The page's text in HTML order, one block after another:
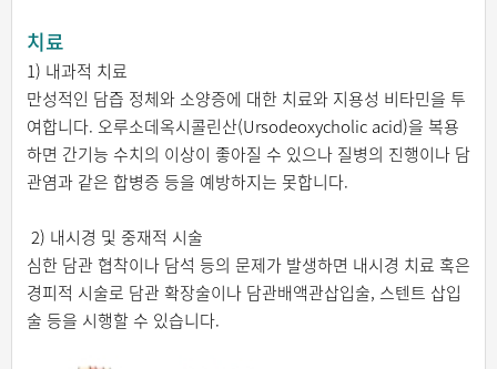
치료
1) 내과적 치료
만성적인 담즙 정체와 소양증에 대한 치료와 지용성 비타민을 투
여합니다. 오루소데옥시콜린산(Ursodeoxycholic acid)을 복용
하면 간기능 수치의 이상이 좋아질 수 있으나 질병의 진행이나 담
관염과 같은 합병증 등을 예방하지는 못합니다.
2) 내시경 및 중재적 시술
심한 담관 협착이나 담석 등의 문제가 발생하면 내시경 치료 혹은
경피적 시술로 담관 확장술이나 담관배액관삽입술, 스텐트 삽입
술 등을 시행할 수 있습니다.